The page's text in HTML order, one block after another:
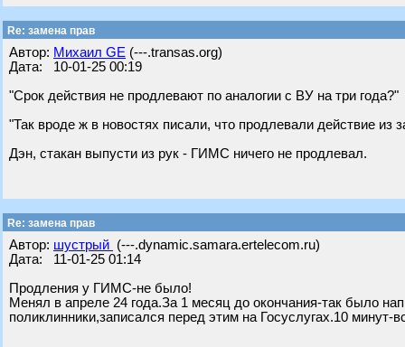
Re: замена прав
Автор: Михаил GE (---.transas.org)
Дата: 10-01-25 00:19
"Срок действия не продлевают по аналогии с ВУ на три года?"
"Так вроде ж в новостях писали, что продлевали действие из
Дэн, стакан выпусти из рук - ГИМС ничего не продлевал.
Re: замена прав
Автор: шустрый (---.dynamic.samara.ertelecom.ru)
Дата: 11-01-25 01:14
Продления у ГИМС-не было!
Менял в апреле 24 года.За 1 месяц до окончания-так было
поликлинники,записался перед этим на Госуслугах.10